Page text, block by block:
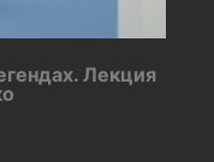
Лекция